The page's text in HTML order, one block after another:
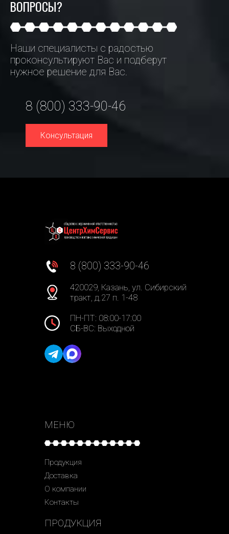
ВОПРОСЫ?
Наши специалисты с радостью
проконсультируют Вас и подберут
нужное решение для Вас.
8 (800) 333-90-46
Консультация
8 (800) 333-90-46
420029, Казань, ул. Сибирский
тракт, д.27 п. 1-48
ПН-ПТ: 08:00-17:00
СБ-ВС: Выходной
МЕНЮ
Продукция
Доставка
О компании
Контакты
ПРОДУКЦИЯ